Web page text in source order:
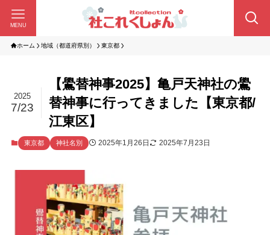
MENU
ホーム 地域（都道府県別） 東京都
【鷽替神事2025】亀戸天神社の鷽
替神事に行ってきました【東京都/
江東区】
2025
7/23
東京都 神社名別 2025年1月26日 2025年7月23日